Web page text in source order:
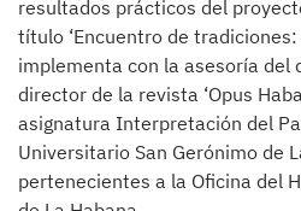
resultados prácticos del
título ‘Encuentro de tradiciones:
implementa con la asesoría del
director de la revista ‘Opus
asignatura Interpretación del
Universitario San Gerónimo de
pertenecientes a la Oficina del